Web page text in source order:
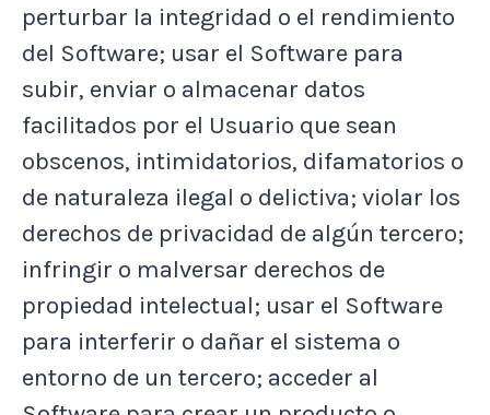
perturbar la integridad o el rendimiento
del Software; usar el Software para
subir, enviar o almacenar datos
facilitados por el Usuario que sean
obscenos, intimidatorios, difamatorios o
de naturaleza ilegal o delictiva; violar los
derechos de privacidad de algún tercero;
infringir o malversar derechos de
propiedad intelectual; usar el Software
para interferir o dañar el sistema o
entorno de un tercero; acceder al